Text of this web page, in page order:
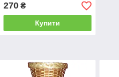
270₴
Купити